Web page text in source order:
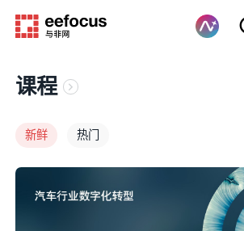
课程
新鲜 热门